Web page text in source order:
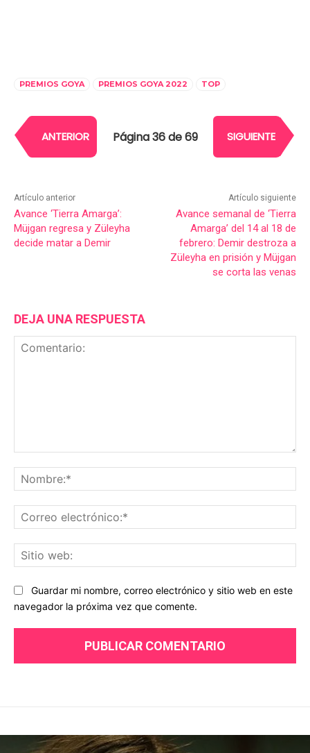
PREMIOS GOYA PREMIOS GOYA 2022 TOP
ANTERIOR Página 36 de 69 SIGUIENTE
Artículo anterior
Avance ‘Tierra Amarga’:
Müjgan regresa y Züleyha
decide matar a Demir
Artículo siguiente
Avance semanal de ‘Tierra
Amarga’ del 14 al 18 de
febrero: Demir destroza a
Züleyha en prisión y Müjgan
se corta las venas
DEJA UNA RESPUESTA
Guardar mi nombre, correo electrónico y sitio web en este
navegador la próxima vez que comente.